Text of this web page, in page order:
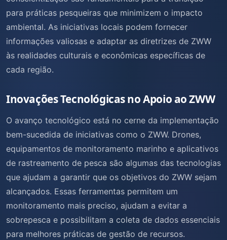
para práticas pesqueiras que minimizem o impacto
ambiental. As iniciativas locais podem fornecer
informações valiosas e adaptar as diretrizes de ZWW
às realidades culturais e econômicas específicas de
cada região.
Inovações Tecnológicas no Apoio ao ZWW
O avanço tecnológico está no cerne da implementação
bem-sucedida de iniciativas como o ZWW. Drones,
equipamentos de monitoramento marinho e aplicativos
de rastreamento de pesca são algumas das tecnologias
que ajudam a garantir que os objetivos do ZWW sejam
alcançados. Essas ferramentas permitem um
monitoramento mais preciso, ajudam a evitar a
sobrepesca e possibilitam a coleta de dados essenciais
para melhores práticas de gestão de recursos.